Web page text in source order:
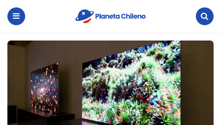
Planeta
Chileno